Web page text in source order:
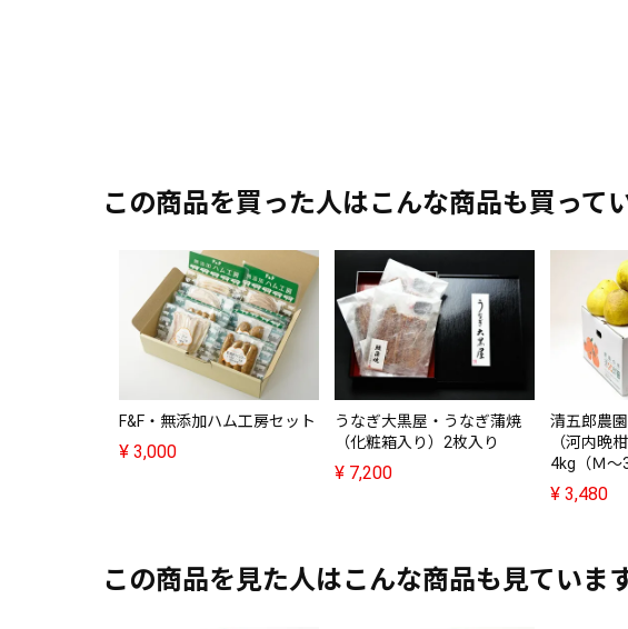
この商品を買った人はこんな商品も買って
F&F・無添加ハム工房セット
¥ 3,000
うなぎ大黒屋・うなぎ蒲焼
（化粧箱入り）2枚入り
¥ 7,200
清五郎農
（河内晩
4kg（Ｍ～
¥ 3,480
この商品を見た人はこんな商品も見ていま